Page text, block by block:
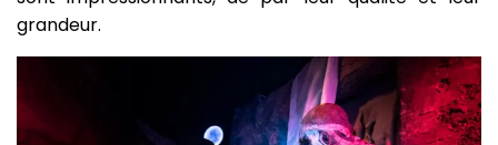
grandeur.